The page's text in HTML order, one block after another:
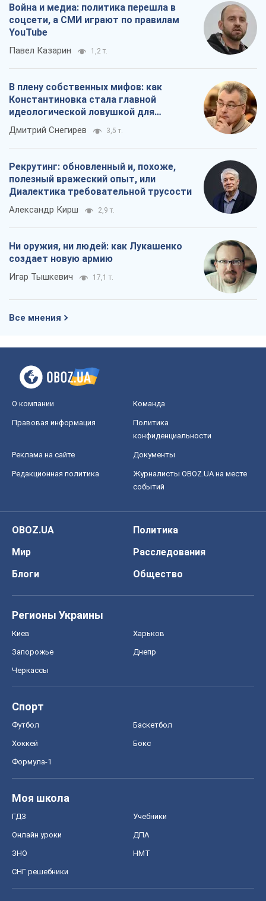
Война и медиа: политика перешла в
соцсети, а СМИ играют по правилам
YouTube
Павел Казарин 1,2 т.
В плену собственных мифов: как
Константиновка стала главной
идеологической ловушкой для
российских оккупантов
Дмитрий Снегирев 3,5 т.
Рекрутинг: обновленный и, похоже,
полезный вражеский опыт, или
Диалектика требовательной трусости
Александр Кирш 2,9 т.
Ни оружия, ни людей: как Лукашенко
создает новую армию
Игар Тышкевич 17,1 т.
Все мнения
О компании Команда
Правовая информация
Политика
конфиденциальности
Реклама на сайте Документы
Редакционная политика
Журналисты OBOZ.UA на месте
событий
OBOZ.UA
Политика
Мир
Расследования
Блоги
Общество
Регионы Украины
Киев Харьков
Запорожье Днепр
Черкассы
Спорт
Футбол Баскетбол
Хоккей Бокс
Формула-1
Моя школа
ГДЗ Учебники
Онлайн уроки ДПА
ЗНО НМТ
СНГ решебники